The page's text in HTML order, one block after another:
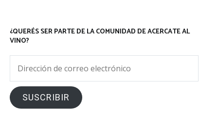
¿QUERÉS SER PARTE DE LA COMUNIDAD DE ACERCATE AL
VINO?
correo
electrónico
SUSCRIBIR